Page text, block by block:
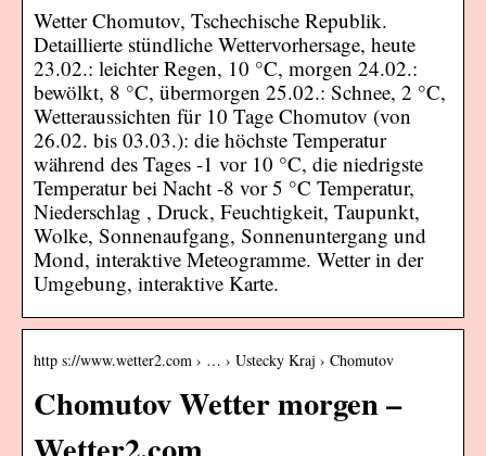
Wetter Chomutov, Tschechische Republik.
Detaillierte stündliche Wettervorhersage, heute
23.02.: leichter Regen, 10 °C, morgen 24.02.:
bewölkt, 8 °C, übermorgen 25.02.: Schnee, 2 °C,
Wetteraussichten für 10 Tage Chomutov (von
26.02. bis 03.03.): die höchste Temperatur
während des Tages -1 vor 10 °C, die niedrigste
Temperatur bei Nacht -8 vor 5 °C Temperatur,
Niederschlag , Druck, Feuchtigkeit, Taupunkt,
Wolke, Sonnenaufgang, Sonnenuntergang und
Mond, interaktive Meteogramme. Wetter in der
Umgebung, interaktive Karte.
http s://www.wetter2.com › … › Ustecky Kraj › Chomutov
Chomutov Wetter morgen –